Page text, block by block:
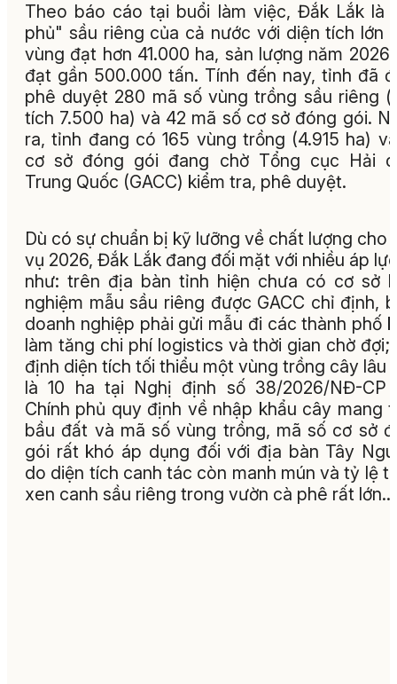
Theo báo cáo tại buổi làm việc, Đắk Lắk là
phủ" sầu riêng của cả nước với diện tích lớn
vùng đạt hơn 41.000 ha, sản lượng năm 2026
đạt gần 500.000 tấn. Tính đến nay, tỉnh đã
phê duyệt 280 mã số vùng trồng sầu riêng
tích 7.500 ha) và 42 mã số cơ sở đóng gói.
ra, tỉnh đang có 165 vùng trồng (4.915 ha)
cơ sở đóng gói đang chờ Tổng cục Hải
Trung Quốc (GACC) kiểm tra, phê duyệt.
Dù có sự chuẩn bị kỹ lưỡng về chất lượng cho
vụ 2026, Đắk Lắk đang đối mặt với nhiều áp
như: trên địa bàn tỉnh hiện chưa có cơ sở
nghiệm mẫu sầu riêng được GACC chỉ định,
doanh nghiệp phải gửi mẫu đi các thành phố
làm tăng chi phí logistics và thời gian chờ đợi;
định diện tích tối thiểu một vùng trồng cây lâu
là 10 ha tại Nghị định số 38/2026/NĐ-CP
Chính phủ quy định về nhập khẩu cây mang
bầu đất và mã số vùng trồng, mã số cơ sở
gói rất khó áp dụng đối với địa bàn Tây
do diện tích canh tác còn manh mún và tỷ lệ
xen canh sầu riêng trong vườn cà phê rất lớn...